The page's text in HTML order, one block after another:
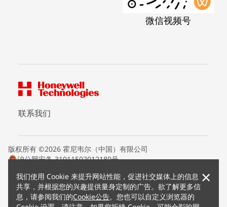
我们使用 Cookie 来提升网站性能，促进社交媒体上的信息
共享，并根据您的兴趣提供量身定制的广告。欲了解更多信
息，请参阅我们的Cookie公告。您也可以自定义浏览器的
×
微信视频号
联系我们
版权所有 ©2026 霍尼韦尔（中国）有限公司
沪公网安备 31011502012180号
条款条约
隐私声明
您的隐私选项